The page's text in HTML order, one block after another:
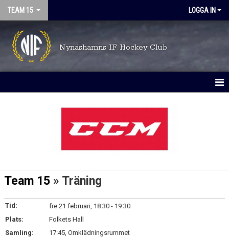
TEAM 15 LOGGA IN
Nynäshamns IF Hockey Club
DOKUMENT
Team 15 » Träning
Tid:
fre 21 februari, 18:30 - 19:30
Plats:
Folkets Hall
Samling:
17:45, Omklädningsrummet